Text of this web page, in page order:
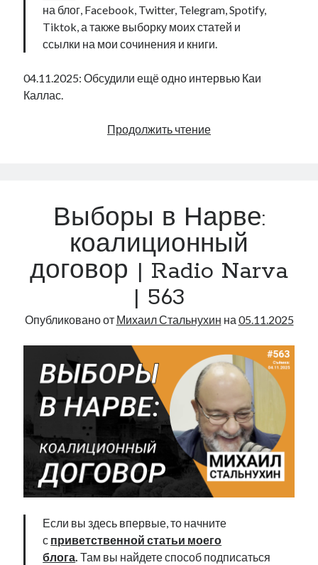
на блог, Facebook, Twitter, Telegram, Spotify,
Tiktok, а также выборку моих статей и
ссылки на мои сочинения и книги.
04.11.2025: Обсудили ещё одно интервью Каи
Каллас.
Продолжить чтениеКая
Narva
564
Выборы в Нарве:
коалиционный
договор | Radio Narva
| 563
Опубликовано от Михаил Стальнухин на 05.11.2025
Если вы здесь впервые, то начните
с приветственной статьи моего
блога. Там вы найдете способ подписаться